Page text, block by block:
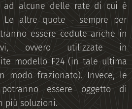
ad alcune delle rate di cui è
Le altre quote - sempre per
essere cedute anche in
ovvero utilizzate in
modello F24 (in tale ultima
modo frazionato). Invece, le
essere oggetto di
più soluzioni.